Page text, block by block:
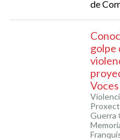
de
golpe
Voces
Guerra